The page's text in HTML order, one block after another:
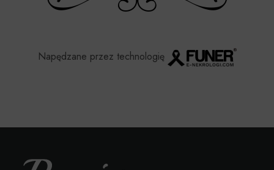
Napędzane przez technologię